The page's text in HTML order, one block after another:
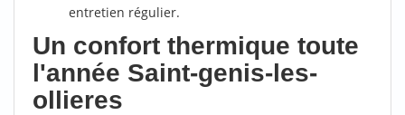
entretien régulier.
Un confort thermique toute
l'année Saint-genis-les-
ollieres